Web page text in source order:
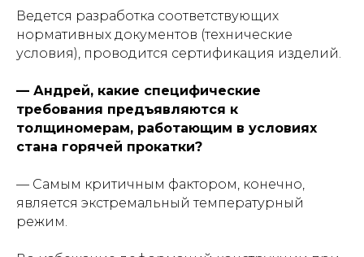
Ведется разработка соответствующих
нормативных документов (технические
условия), проводится сертификация изделий.
— Андрей, какие специфические
требования предъявляются к
толщиномерам, работающим в условиях
стана горячей прокатки?
— Самым критичным фактором, конечно,
является экстремальный температурный
режим.